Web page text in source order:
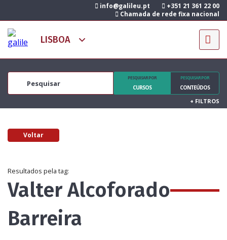
info@galileu.pt
+351 21 361 22 00
Chamada de rede fixa nacional
PESQUISAR POR
CURSOS
PESQUISAR POR
CONTEÚDOS
+ FILTROS
Voltar
Resultados pela tag:
Valter Alcoforado
Barreira